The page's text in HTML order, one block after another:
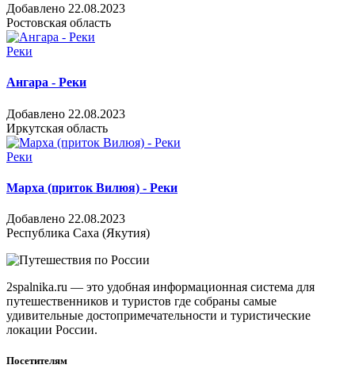
Добавлено 22.08.2023
Ростовская область
Реки
Ангара - Реки
Добавлено 22.08.2023
Иркутская область
Реки
Марха (приток Вилюя) - Реки
Добавлено 22.08.2023
Республика Саха (Якутия)
2spalnika.ru — это удобная информационная система для
путешественников и туристов где собраны самые
удивительные достопримечательности и туристические
локации России.
Посетителям